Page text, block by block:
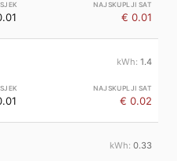
€ 0.01
1.4
€ 0.02
0.33